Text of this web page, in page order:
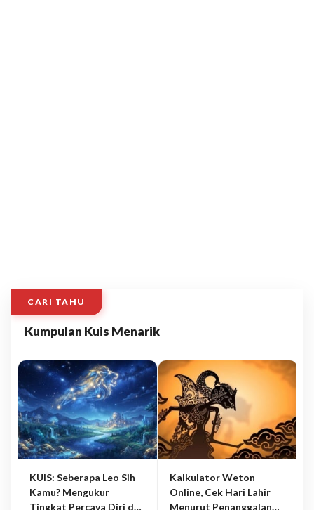
CARI TAHU
Kumpulan Kuis Menarik
KUIS: Seberapa Leo Sih
Kamu? Mengukur
Tingkat Percaya Diri dan
Kalkulator Weton
Online, Cek Hari Lahir
Menurut Penanggalan